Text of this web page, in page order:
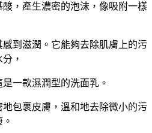
，產生濃密的泡沫，像吸附一樣
到滋潤。它能夠去除肌膚上的污
，
一款濕潤型的洗面乳。
包裹皮膚，溫和地去除微小的污